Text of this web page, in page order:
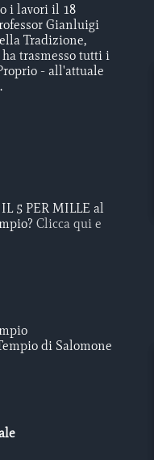
i lavori il 18
Gianluigi
Tradizione,
trasmesso tutti i
- all'attuale
5 PER MILLE al
Clicca qui e
di Salomone